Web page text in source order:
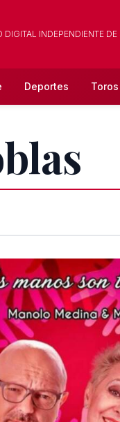
DIGITAL INDEPENDIENTE DE
Deportes Toros